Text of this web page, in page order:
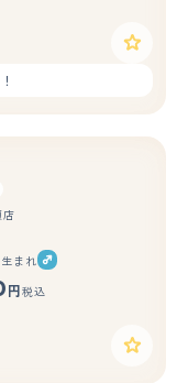
もっと見る
店
生まれ
円 税込